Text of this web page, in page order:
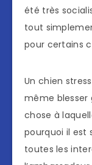
été très
tout
pour certains
Un chien
même blesser
chose à
pourquoi il est
toutes les